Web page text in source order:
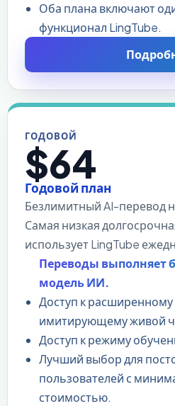
Оба плана включают
функционал LingTube.
ГОДОВОЙ
$64
Годовой план
Безлимитный AI-перевод
Самая низкая
использует LingTube
Переводы выполняет
модель ИИ.
Доступ к
имитирующему живой
Доступ к режиму
Лучший выбор для
пользователей с
стоимостью.